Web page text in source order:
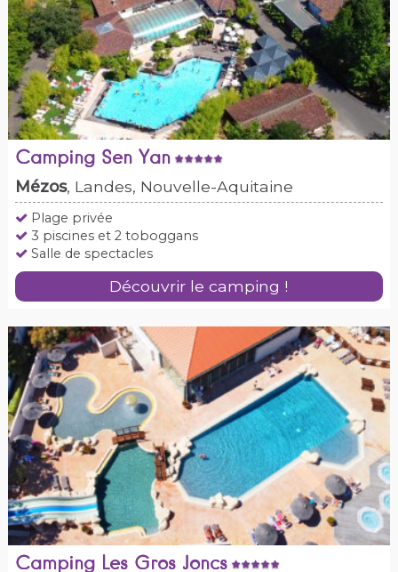
Camping Sen Yan
Mézos, Landes, Nouvelle-Aquitaine
Plage privée
3 piscines et 2 toboggans
Salle de spectacles
Découvrir le camping !
Camping Les Gros Joncs